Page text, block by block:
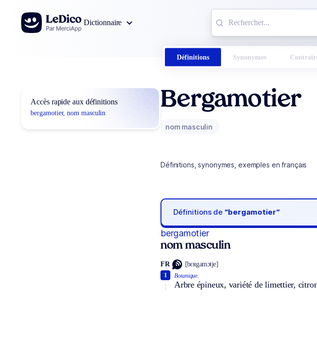
Aller au contenu
Dictionnaire
Définitions Synonymes
Accès rapide aux définitions
bergamotier, nom masculin
Bergamotier
nom masculin
Définitions, synonymes, exemples en français
Définitions de “bergamotier“
bergamotier
nom masculin
FR [bɛʀgamɔtje]
Botanique.
Arbre épineux, variété de limettier,
1